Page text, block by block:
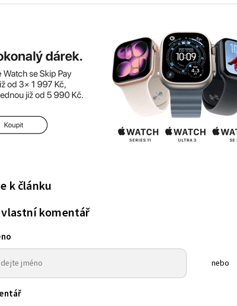
k článku
komentář
nebo